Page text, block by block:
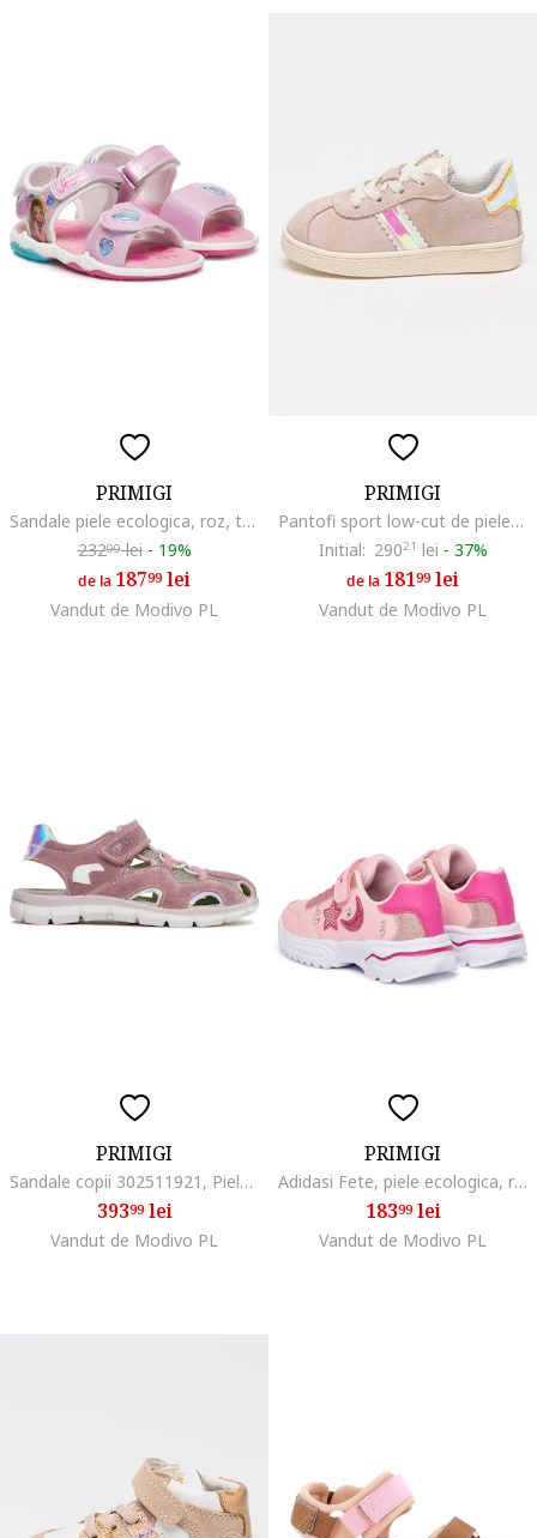
PRIMIGI
Sandale piele ecologica, roz, tematica printese
23299lei - 19%
de la 18799lei
Vandut de Modivo PL
PRIMIGI
Pantofi sport low-cut de piele intoarsa, Roz pal
Initial: 29021 lei - 37%
de la 18199lei
Vandut de Modivo PL
PRIMIGI
Sandale copii 302511921, Piele intoarsa/Textil, Roz
39399lei
Vandut de Modivo PL
PRIMIGI
Adidasi Fete, piele ecologica, roz
18399lei
Vandut de Modivo PL